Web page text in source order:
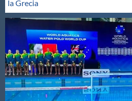
la Grecia